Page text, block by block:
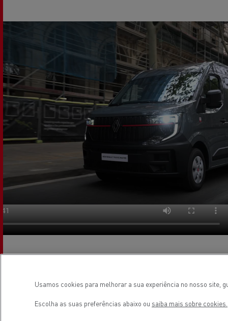
Renault Trucks E-Tech Master Red EDITION
versatilidade é ainda mais reforçada pela variante E-
Usamos cookies para melhorar a sua experiência no nosso site,
Escolha as suas preferências abaixo ou saiba mais sobre cookies.